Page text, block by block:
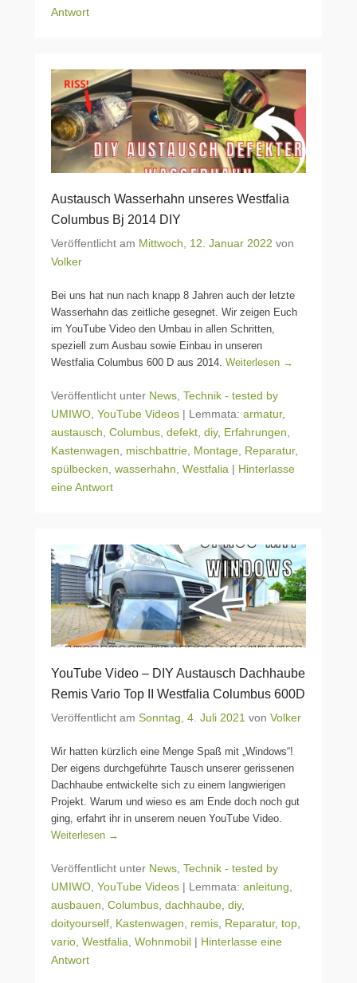
Antwort
Austausch Wasserhahn unseres Westfalia
Columbus Bj 2014 DIY
Veröffentlicht am Mittwoch, 12. Januar 2022 von
Volker
Bei uns hat nun nach knapp 8 Jahren auch der letzte
Wasserhahn das zeitliche gesegnet. Wir zeigen Euch
im YouTube Video den Umbau in allen Schritten,
speziell zum Ausbau sowie Einbau in unseren
Westfalia Columbus 600 D aus 2014. Weiterlesen →
Veröffentlicht unter News Technik - tested by
UMIWO YouTube Videos | Lemmata: armatur,
austausch Columbus defekt diy, Erfahrungen
Kastenwagen
mischbattrie Montage Reparatur,
spülbecken wasserhahn Westfalia | Hinterlasse
eine Antwort
YouTube Video – DIY Austausch Dachhaube
Remis Vario Top II Westfalia Columbus 600D
Veröffentlicht am Sonntag, 4. Juli 2021 von Volker
Wir hatten kürzlich eine Menge Spaß mit „Windows“!
Der eigens durchgeführte Tausch unserer gerissenen
Dachhaube entwickelte sich zu einem langwierigen
Projekt. Warum und wieso es am Ende doch noch gut
ging, erfahrt ihr in unserem neuen YouTube Video.
Weiterlesen →
Veröffentlicht unter News Technik - tested by
UMIWO YouTube Videos | Lemmata: anleitung
ausbauen Columbus dachhaube diy,
doityourself Kastenwagen remis Reparatur, top
vario Westfalia Wohnmobil | Hinterlasse eine
Antwort